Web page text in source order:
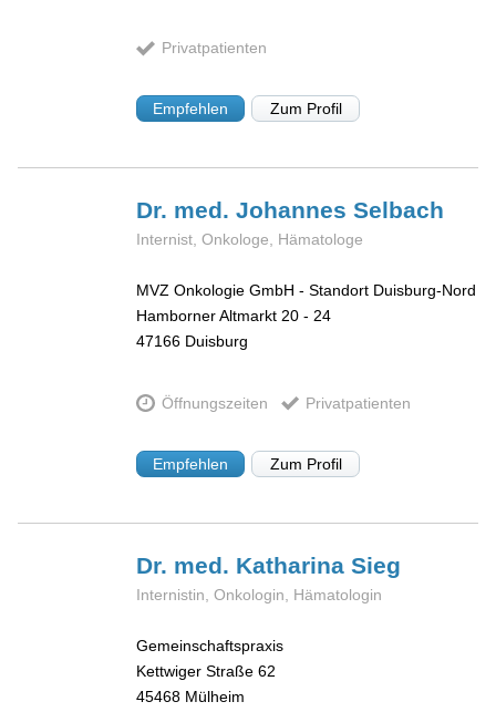
Privatpatienten
Empfehlen Zum Profil
Dr. med. JohannesSelbach
Internist, Onkologe, Hämatologe
MVZ Onkologie GmbH - Standort Duisburg-Nord
Hamborner Altmarkt 20 - 24
47166 Duisburg
Öffnungszeiten Privatpatienten
Empfehlen Zum Profil
Dr. med. KatharinaSieg
Internistin, Onkologin, Hämatologin
Gemeinschaftspraxis
Kettwiger Straße 62
45468 Mülheim